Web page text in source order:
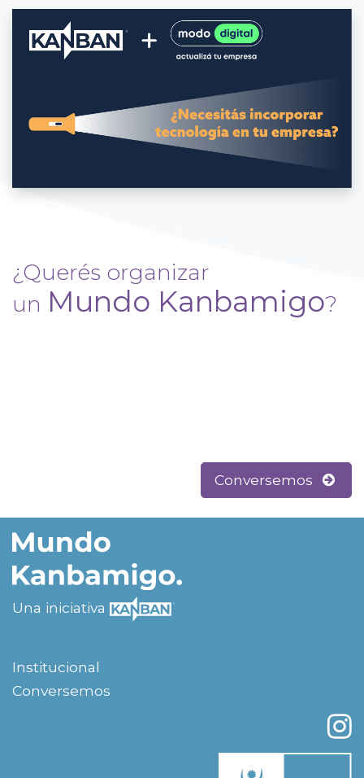
¿Querés organizar
un Mundo Kanbamigo?
Conversemos
Una iniciativa
Institucional
Conversemos